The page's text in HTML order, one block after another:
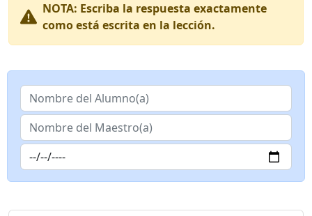
NOTA: Escriba la respuesta exactamente
como está escrita en la lección.